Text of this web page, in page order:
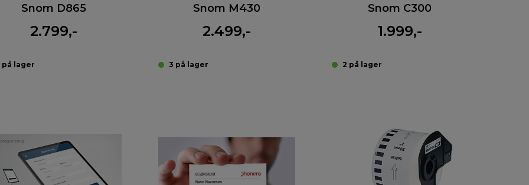
Snom D865
2.799,-
på lager
Snom M430
2.499,-
3 på lager
Snom C300
1.999,-
2 på lager